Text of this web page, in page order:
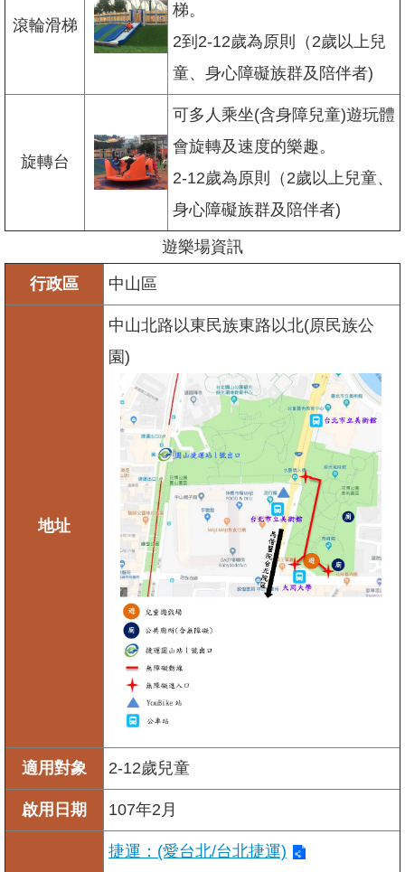
們
滾輪滑梯
梯。
2到2-12歲為原則（2歲以上兒
童、身心障礙族群及陪伴者)
旋轉台
可多人乘坐(含身障兒童)遊玩體
會旋轉及速度的樂趣。
2-12歲為原則（2歲以上兒童、
身心障礙族群及陪伴者)
遊樂場資訊
行政區 中山區
地址
中山北路以東民族東路以北(原民族公
園)
適用對象 2-12歲兒童
啟用日期 107年2月
捷運：(愛台北/台北捷運)